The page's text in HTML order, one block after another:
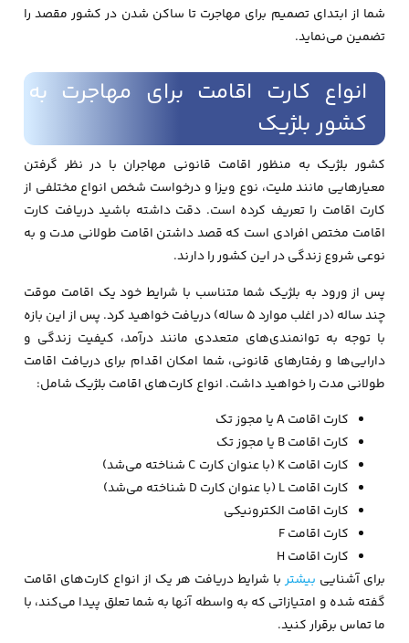
شما از ابتدای تصمیم برای مهاجرت تا ساکن شدن در کشور مقصد را
تضمین می‌نماید.
انواع کارت اقامت برای مهاجرت به
کشور بلژیک
کشور بلژیک به منظور اقامت قانونی مهاجران با در نظر گرفتن
معیارهایی مانند ملیت، نوع ویزا و درخواست شخص انواع مختلفی از
کارت اقامت را تعریف کرده است. دقت داشته باشید دریافت کارت
اقامت مختص افرادی است که قصد داشتن اقامت طولانی مدت و به
نوعی شروع زندگی در این کشور را دارند.
پس از ورود به بلژیک شما متناسب با شرایط خود یک اقامت موقت
چند ساله (در اغلب موارد 5 ساله) دریافت خواهید کرد. پس از این بازه
با توجه به توانمندی‌های متعددی مانند درآمد، کیفیت زندگی و
دارایی‌ها و رفتارهای قانونی، شما امکان اقدام برای دریافت اقامت
طولانی مدت را خواهید داشت. انواع کارت‌های اقامت بلژیک شامل:
کارت اقامت A یا مجوز تک
کارت اقامت B یا مجوز تک
کارت اقامت K (با عنوان کارت C شناخته می‌شد)
کارت اقامت L (با عنوان کارت D شناخته می‌شد)
کارت اقامت الکترونیکی
کارت اقامت F
کارت اقامت H
برای آشنایی بیشتر با شرایط دریافت هر یک از انواع کارت‌های اقامت
گفته شده و امتیازاتی که به واسطه آنها به شما تعلق پیدا می‌کند، با
ما تماس برقرار کنید.